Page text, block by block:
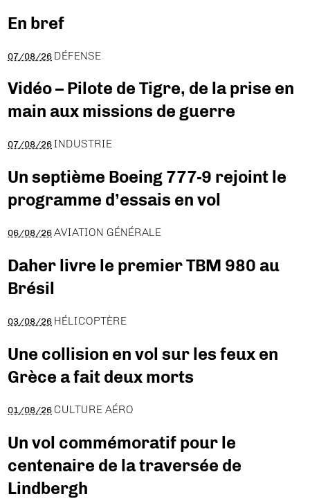
En bref
07/08/26 DÉFENSE
Vidéo – Pilote de Tigre, de la prise en
main aux missions de guerre
07/08/26 INDUSTRIE
Un septième Boeing 777-9 rejoint le
programme d’essais en vol
06/08/26 AVIATION GÉNÉRALE
Daher livre le premier TBM 980 au
Brésil
03/08/26 HÉLICOPTÈRE
Une collision en vol sur les feux en
Grèce a fait deux morts
01/08/26 CULTURE AÉRO
Un vol commémoratif pour le
centenaire de la traversée de
Lindbergh